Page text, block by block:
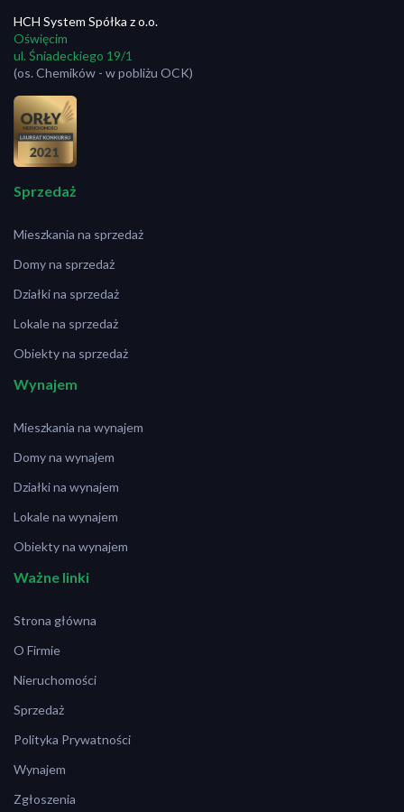
HCH System Spółka z o.o.
Oświęcim
ul. Śniadeckiego 19/1
(os. Chemików - w pobliżu OCK)
Sprzedaż
Mieszkania na sprzedaż
Domy na sprzedaż
Działki na sprzedaż
Lokale na sprzedaż
Obiekty na sprzedaż
Wynajem
Mieszkania na wynajem
Domy na wynajem
Działki na wynajem
Lokale na wynajem
Obiekty na wynajem
Ważne linki
Strona główna
O Firmie
Nieruchomości
Sprzedaż
Polityka Prywatności
Wynajem
Zgłoszenia